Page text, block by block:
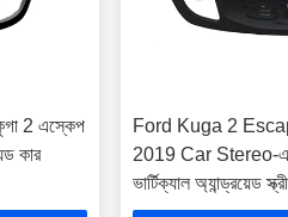
2 এস্কেপ
কার
Ford Kuga 2
2019 Car Stereo-এর
ভার্টিক্যাল অ্যান্ড্রয়েড